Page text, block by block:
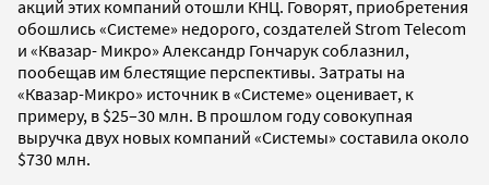
акций этих компаний отошли КНЦ. Говорят, приобретения
обошлись «Системе» недорого, создателей Strom Telecom
и «Квазар- Микро» Александр Гончарук соблазнил,
пообещав им блестящие перспективы. Затраты на
«Квазар-Микро» источник в «Системе» оценивает, к
примеру, в $25–30 млн. В прошлом году совокупная
выручка двух новых компаний «Системы» составила около
$730 млн.